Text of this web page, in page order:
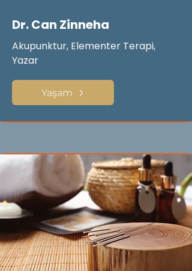
Dr. Can Zinneha
Akupunktur, Elementer Terapi,
Yazar
Yaşam